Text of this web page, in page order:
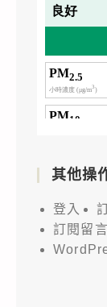
其他操
登入
訂閱留